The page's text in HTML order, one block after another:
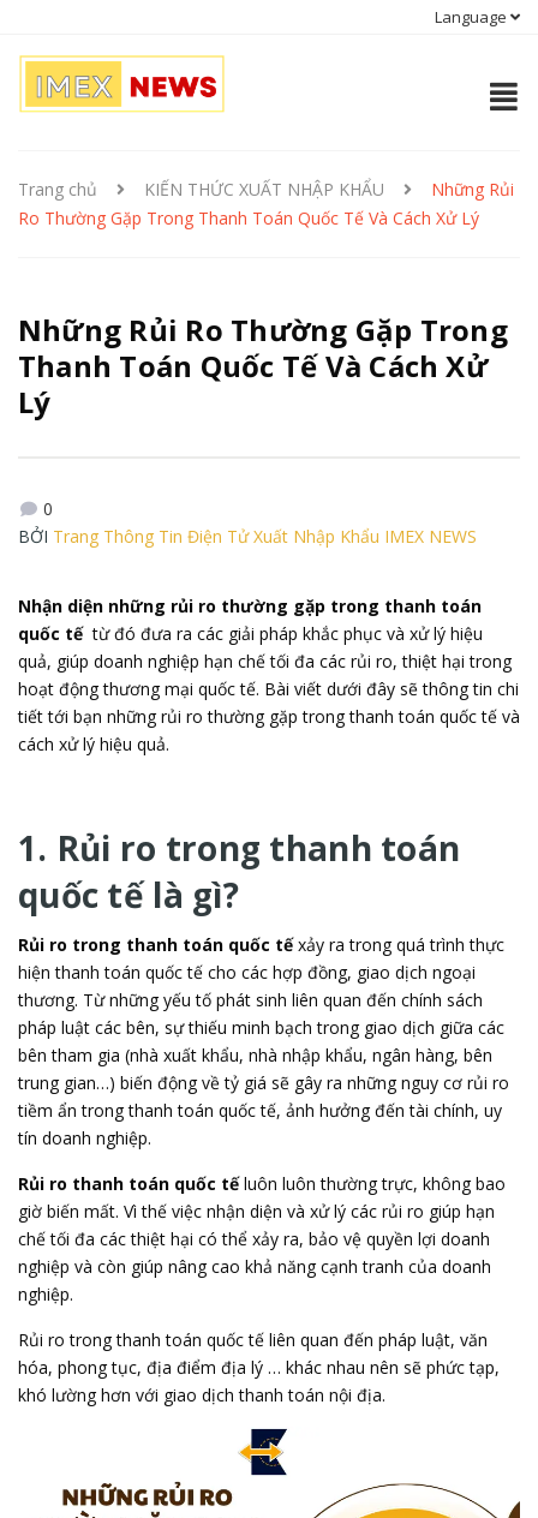
Language
Trang chủ KIẾN THỨC XUẤT NHẬP KHẨU
Những Rủi
Ro Thường Gặp Trong Thanh Toán Quốc Tế Và Cách Xử Lý
Những Rủi Ro Thường Gặp Trong
Thanh Toán Quốc Tế Và Cách Xử
Lý
0
BỞI Trang Thông Tin Điện Tử Xuất Nhập Khẩu IMEX NEWS
Nhận diện những rủi ro thường gặp trong thanh toán
quốc tếtừ đó đưa ra các giải pháp khắc phục và xử lý hiệu
quả, giúp doanh nghiệp hạn chế tối đa các rủi ro, thiệt hại trong
hoạt động thương mại quốc tế. Bài viết dưới đây sẽ thông tin chi
tiết tới bạn những rủi ro thường gặp trong thanh toán quốc tế và
cách xử lý hiệu quả.
1. Rủi ro trong thanh toán
quốc tế là gì?
Rủi ro trong thanh toán quốc tếxảy ra trong quá trình thực
hiện thanh toán quốc tế cho các hợp đồng, giao dịch ngoại
thương. Từ những yếu tố phát sinh liên quan đến chính sách
pháp luật các bên, sự thiếu minh bạch trong giao dịch giữa các
bên tham gia (nhà xuất khẩu, nhà nhập khẩu, ngân hàng, bên
trung gian…) biến động về tỷ giá sẽ gây ra những nguy cơ rủi ro
tiềm ẩn trong thanh toán quốc tế, ảnh hưởng đến tài chính, uy
tín doanh nghiệp.
Rủi ro thanh toán quốc tếluôn luôn thường trực, không bao
giờ biến mất. Vì thế việc nhận diện và xử lý các rủi ro giúp hạn
chế tối đa các thiệt hại có thể xảy ra, bảo vệ quyền lợi doanh
nghiệp và còn giúp nâng cao khả năng cạnh tranh của doanh
nghiệp.
Rủi ro trong thanh toán quốc tế liên quan đến pháp luật, văn
hóa, phong tục, địa điểm địa lý … khác nhau nên sẽ phức tạp,
khó lường hơn với giao dịch thanh toán nội địa.